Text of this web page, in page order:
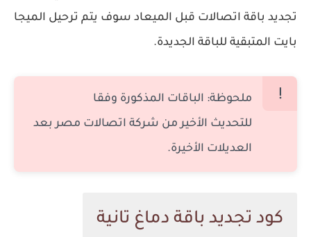
تجديد باقة اتصالات قبل الميعاد سوف يتم ترحيل الميجا
بايت المتبقية للباقة الجديدة.
ملحوظة: الباقات المذكورة وفقا
للتحديث الأخير من شركة اتصالات مصر بعد
العديلات الأخيرة.
كود تجديد باقة دماغ تانية